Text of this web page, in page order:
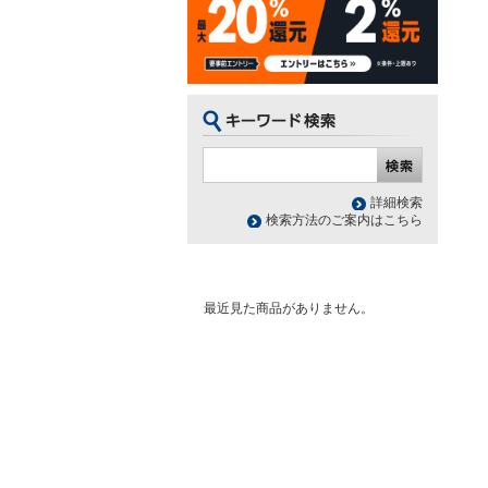
詳細検索
検索方法のご案内はこちら
最近見た商品がありません。